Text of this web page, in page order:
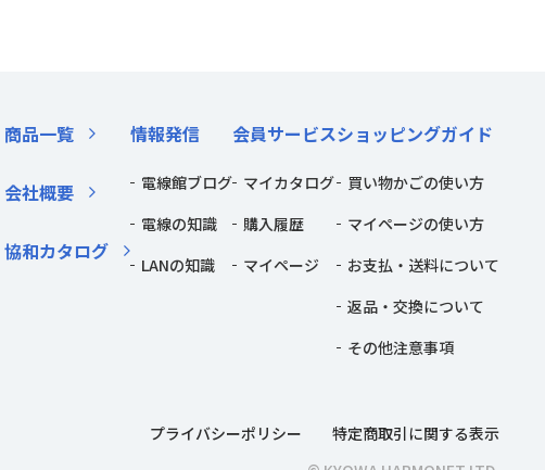
商品一覧
会社概要
協和カタログ
情報発信
電線館ブログ
電線の知識
LANの知識
会員サービス
マイカタログ
購入履歴
マイページ
ショッピングガイド
買い物かごの使い方
マイページの使い方
お支払・送料について
返品・交換について
その他注意事項
プライバシーポリシー
特定商取引に関する表示